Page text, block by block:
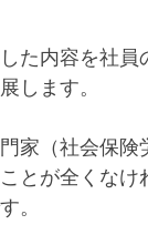
た内容を社員
します。
家（社会保険
とが全くなけ
。